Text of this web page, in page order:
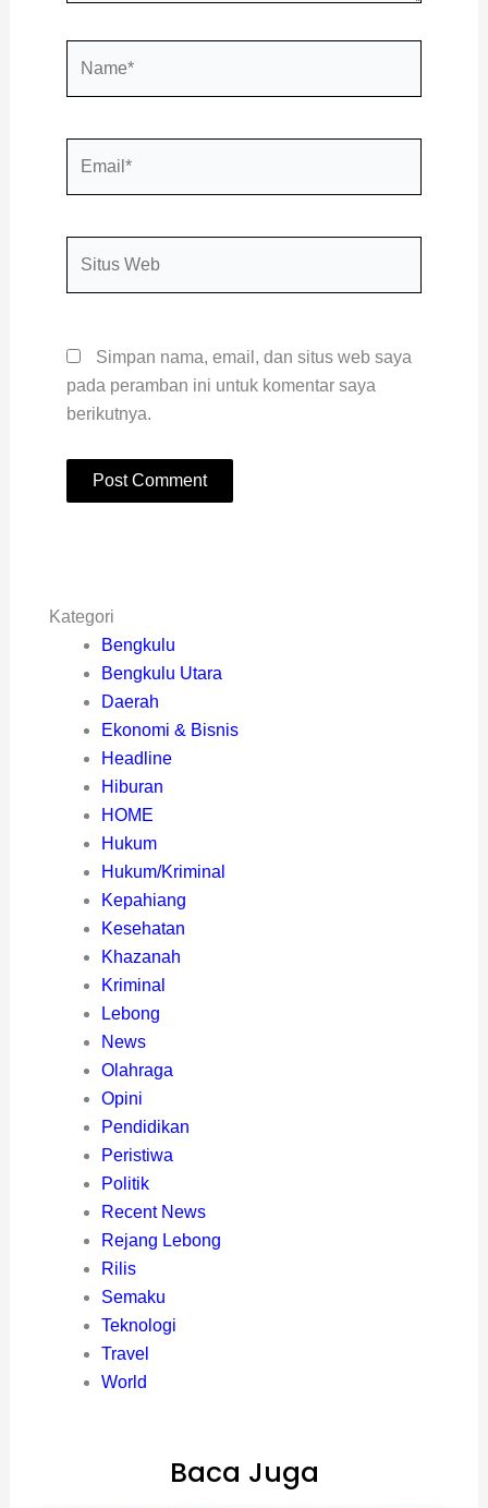
Simpan nama, email, dan situs web saya
pada peramban ini untuk komentar saya
berikutnya.
Kategori
Bengkulu
Bengkulu Utara
Daerah
Ekonomi & Bisnis
Headline
Hiburan
HOME
Hukum
Hukum/Kriminal
Kepahiang
Kesehatan
Khazanah
Kriminal
Lebong
News
Olahraga
Opini
Pendidikan
Peristiwa
Politik
Recent News
Rejang Lebong
Rilis
Semaku
Teknologi
Travel
World
Baca Juga